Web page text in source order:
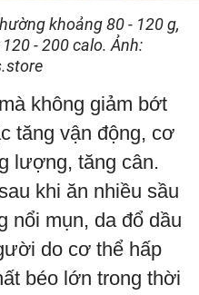
khoảng 80 - 120 g,
- 200 calo. Ảnh:
không giảm bớt
tăng vận động, cơ
lượng, tăng cân.
khi ăn nhiều sầu
nổi mụn, da đổ dầu
do cơ thể hấp
béo lớn trong thời